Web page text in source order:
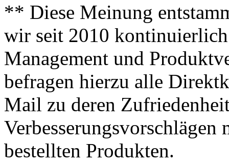
** Diese Meinung
wir seit 2010
Management und
befragen hierzu alle
Mail zu deren
bestellten Produkten.